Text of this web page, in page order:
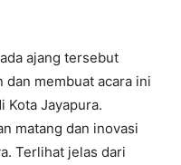
ajang tersebut
membuat acara ini
Kota Jayapura.
matang dan inovasi
Terlihat jelas dari